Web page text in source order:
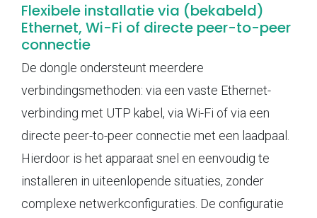
Flexibele installatie via (bekabeld)
Ethernet, Wi-Fi of directe peer-to-peer
connectie
De dongle ondersteunt meerdere
verbindingsmethoden: via een vaste Ethernet-
verbinding met UTP kabel, via Wi-Fi of via een
directe peer-to-peer connectie met een laadpaal.
Hierdoor is het apparaat snel en eenvoudig te
installeren in uiteenlopende situaties, zonder
complexe netwerkconfiguraties. De configuratie